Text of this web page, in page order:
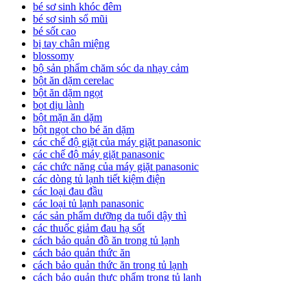
bé sơ sinh khóc đêm
bé sơ sinh sổ mũi
bé sốt cao
bị tay chân miệng
blossomy
bộ sản phẩm chăm sóc da nhạy cảm
bột ăn dặm cerelac
bột ăn dặm ngọt
bọt dịu lành
bột mặn ăn dặm
bột ngọt cho bé ăn dặm
các chế độ giặt của máy giặt panasonic
các chế độ máy giặt panasonic
các chức năng của máy giặt panasonic
các dòng tủ lạnh tiết kiệm điện
các loại đau đầu
các loại tủ lạnh panasonic
các sản phẩm dưỡng da tuổi dậy thì
các thuốc giảm đau hạ sốt
cách bảo quản đồ ăn trong tủ lạnh
cách bảo quản thức ăn
cách bảo quản thức ăn trong tủ lạnh
cách bảo quản thực phẩm trong tủ lạnh